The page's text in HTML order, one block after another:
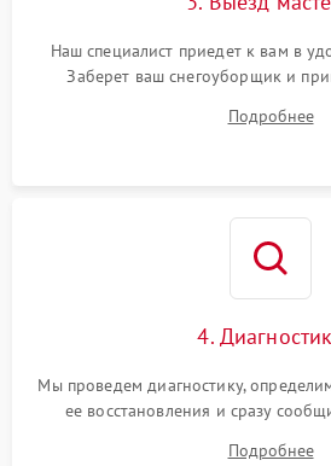
Наш специалист приедет к вам в
Заберет ваш снегоуборщик и
Подробнее
4.
Мы проведем диагностику,
ее восстановления и сразу
Подробнее